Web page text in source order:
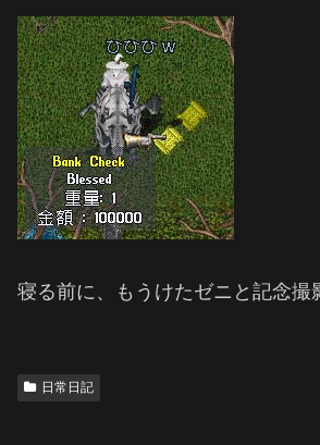
寝る前に、もうけたゼニと記念撮
日常日記